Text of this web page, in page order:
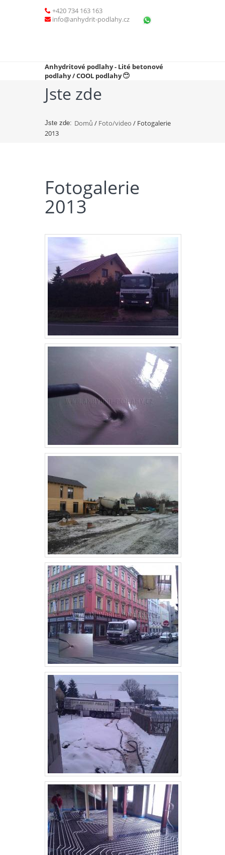
+420 734 163 163
info@anhydrit-podlahy.cz
Anhydritové podlahy - Lité betonové
podlahy / COOL podlahy
Jste zde
Jste zde: Domů / Foto/video / Fotogalerie
2013
Fotogalerie
2013